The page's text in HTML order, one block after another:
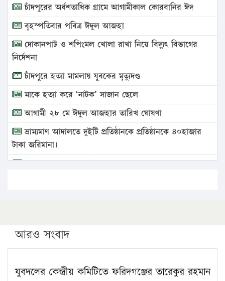
চাঁদপুরের অর্ধশতাধিক গ্রামে আগামীকাল কোরবানির ঈদ
বৃহস্পতিবার পবিত্র ঈদুল আজহা
দোকানপাট ও শপিংমল খোলা রাখা নিয়ে বিদ্যুৎ বিভাগের
নির্দেশনা
চাঁদপুরে হত্যা মামলায় যুবকের মৃত্যুদণ্ড
মাকে হত্যা করে ‘নাটক’ সাজান ছেলে
আগামী ২৮ মে ঈদুল আজহার তারিখ ঘোষণা
ভ্রাম্যমাণ আদালতে দুইটি প্রতিষ্ঠানকে প্রতিষ্ঠানকে ৪০হাজার
টাকা জরিমানা।
এবার লঞ্চের ভাড়া বাড়ল
পিএইচডি করছেন কুয়েটের কৃতি…
সারা দেশে বজ্রাঘাতে ১৪ জনের প্রাণহানি
কঠোর হচ্ছে এসএসসি ও এইচএসসি পরীক্ষা
আরও সংবাদ
যুবদলের কেন্দ্রীয় কমিটিতে ফরিদগঞ্জের তারেকুর রহমান